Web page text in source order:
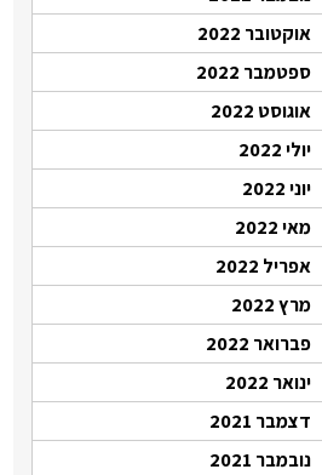
אוקטובר 2022
ספטמבר 2022
אוגוסט 2022
יולי 2022
יוני 2022
מאי 2022
אפריל 2022
מרץ 2022
פברואר 2022
ינואר 2022
דצמבר 2021
נובמבר 2021